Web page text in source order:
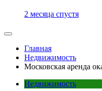
2 месяца спустя
Главная
Недвижимость
Московская аренда
Недвижимость